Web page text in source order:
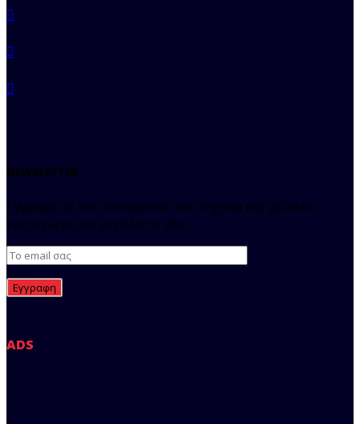
NEWSLETTER
Εγγραφείτε στο Newsletter του regista και μείνετε
ενημερωμένοι για όλα τα νέα.
ADS